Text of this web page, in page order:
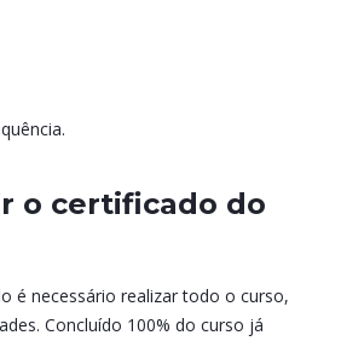
o certificado do
é necessário realizar todo o curso,
Concluído 100% do curso já